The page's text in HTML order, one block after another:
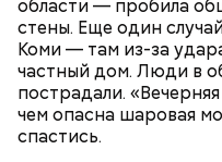
области — пробила
стены. Еще один
Коми — там из-за
частный дом. Люди в
пострадали.
чем опасна шаровая
спастись.
По его словам,
трагедии. Подобных
Поэтому он не